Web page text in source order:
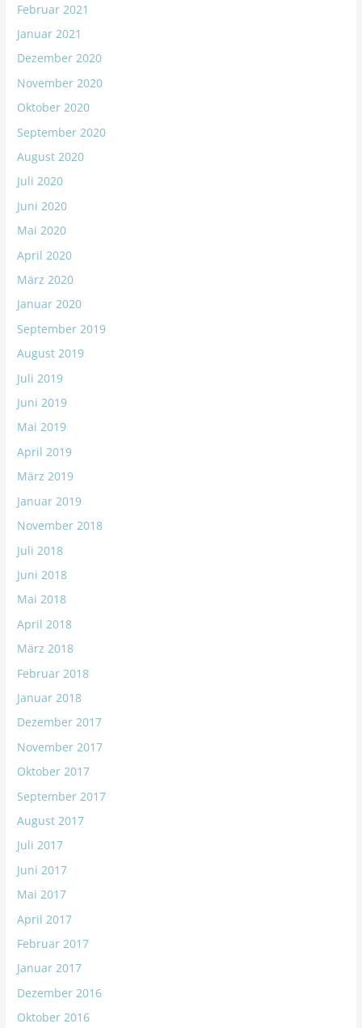
Februar 2021
Januar 2021
Dezember 2020
November 2020
Oktober 2020
September 2020
August 2020
Juli 2020
Juni 2020
Mai 2020
April 2020
März 2020
Januar 2020
September 2019
August 2019
Juli 2019
Juni 2019
Mai 2019
April 2019
März 2019
Januar 2019
November 2018
Juli 2018
Juni 2018
Mai 2018
April 2018
März 2018
Februar 2018
Januar 2018
Dezember 2017
November 2017
Oktober 2017
September 2017
August 2017
Juli 2017
Juni 2017
Mai 2017
April 2017
Februar 2017
Januar 2017
Dezember 2016
Oktober 2016